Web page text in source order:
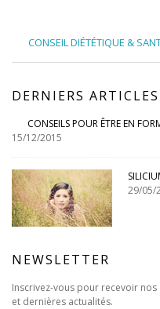
CONSEIL DIÉTÉTIQUE &
DERNIERS ARTICLES
CONSEILS POUR ÊTRE EN
15/12/2015
29/05/
NEWSLETTER
Inscrivez-vous pour recevoir
et dernières actualités.